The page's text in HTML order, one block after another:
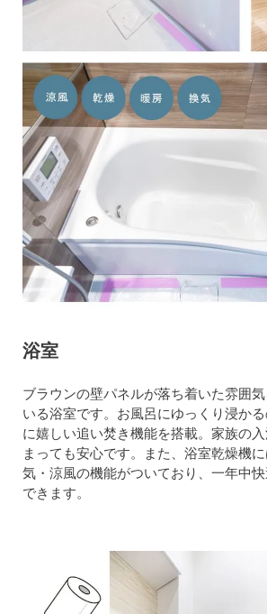
浴室
ブラウンの壁パネルが落ち着いた雰囲
いる浴室です。お風呂にゆっくり浸か
に嬉しい追い焚き機能を搭載。家族の
まっても安心です。また、浴室乾燥機
気・涼風の機能がついており、一年中
できます。